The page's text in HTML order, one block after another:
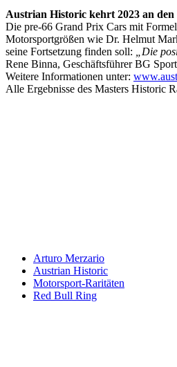
Austrian Historic kehrt 2023 an
Die pre-66 Grand Prix Cars mit
Motorsportgrößen wie Dr. Helmut
seine Fortsetzung finden soll:
„Die
Rene Binna, Geschäftsführer BG
Weitere Informationen unter:
Alle Ergebnisse des Masters Historic
Arturo Merzario
Austrian Historic
Motorsport-Raritäten
Red Bull Ring